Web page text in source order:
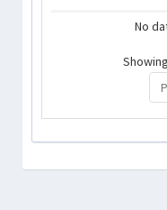
No